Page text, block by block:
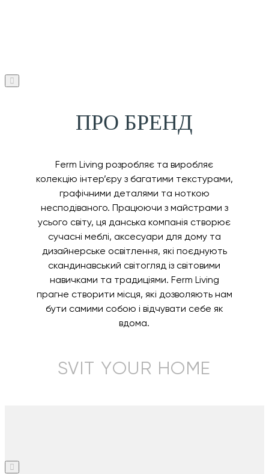
ПРО БРЕНД
Ferm Living розробляє та виробляє
колекцію інтер’єру з багатими текстурами,
графічними деталями та ноткою
несподіваного. Працюючи з майстрами з
усього світу, ця данська компанія створює
сучасні меблі, аксесуари для дому та
дизайнерське освітлення, які поєднують
скандинавський світогляд із світовими
навичками та традиціями. Ferm Living
прагне створити місця, які дозволяють нам
бути самими собою і відчувати себе як
вдома.
SVIT YOUR HOME